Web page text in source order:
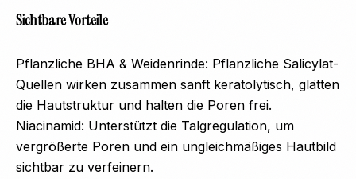
Sichtbare Vorteile
Pflanzliche BHA & Weidenrinde: Pflanzliche Salicylat-
Quellen wirken zusammen sanft keratolytisch, glätten
die Hautstruktur und halten die Poren frei.
Niacinamid: Unterstützt die Talgregulation, um
vergrößerte Poren und ein ungleichmäßiges Hautbild
sichtbar zu verfeinern.